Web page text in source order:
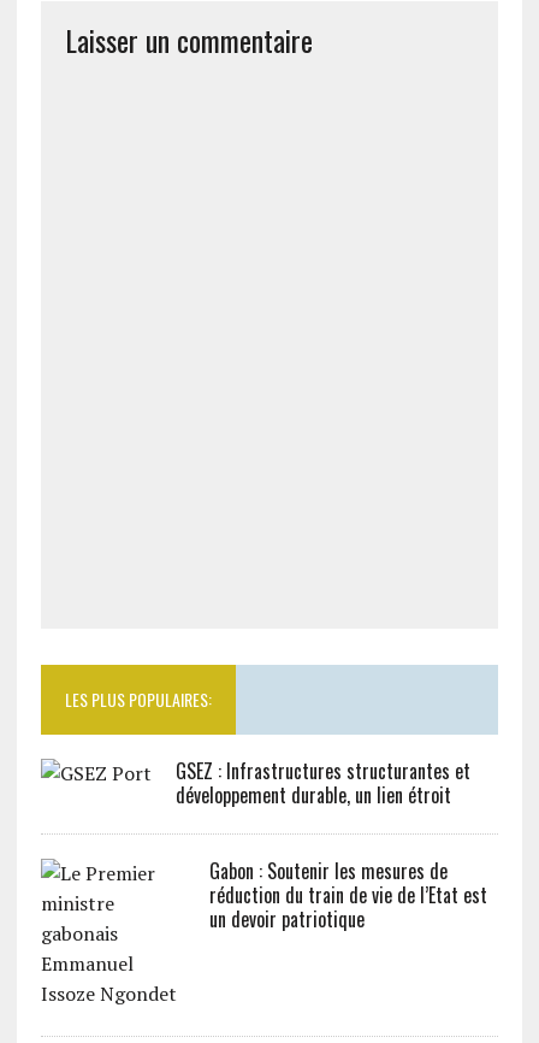
Laisser un commentaire
LES PLUS POPULAIRES:
GSEZ : Infrastructures structurantes et
développement durable, un lien étroit
Gabon : Soutenir les mesures de
réduction du train de vie de l’Etat est
un devoir patriotique